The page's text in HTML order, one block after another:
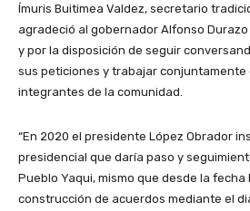
Ímuris Buitimea Valdez, secretario
agradeció al gobernador Alfonso
y por la disposición de seguir
sus peticiones y trabajar conjuntamente
integrantes de la comunidad.
“En 2020 el presidente López Obrador
presidencial que daría paso y
Pueblo Yaqui, mismo que desde la fecha
construcción de acuerdos mediante el